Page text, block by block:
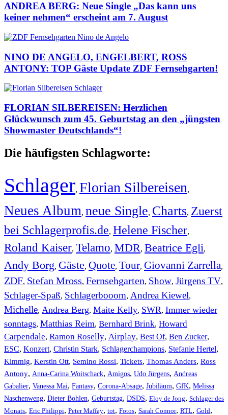
ANDREA BERG: Neue Single „Das kann uns
keiner nehmen“ erscheint am 7. August
NINO DE ANGELO, ENGELBERT, ROSS
ANTONY: TOP Gäste Update ZDF Fernsehgarten!
FLORIAN SILBEREISEN: Herzlichen
Glückwunsch zum 45. Geburtstag an den „jüngsten
Showmaster Deutschlands“!
Die häufigsten Schlagworte:
Schlager, Florian Silbereisen,
Neues Album, neue Single, Charts, Zuerst
bei Schlagerprofis.de, Helene Fischer,
Roland Kaiser, Telamo, MDR, Beatrice Egli,
Andy Borg, Gäste, Quote, Tour, Giovanni Zarrella,
ZDF, Stefan Mross, Fernsehgarten, Show, Jürgens TV,
Schlager-Spaß, Schlagerbooom, Andrea Kiewel,
Michelle, Andrea Berg, Maite Kelly, SWR, Immer wieder
sonntags, Matthias Reim, Bernhard Brink, Howard
Carpendale, Ramon Roselly, Airplay, Best Of, Ben Zucker,
ESC, Konzert, Christin Stark, Schlagerchampions, Stefanie Hertel,
Kimmig, Kerstin Ott, Semino Rossi, Tickets, Thomas Anders, Ross
Antony, Anna-Carina Woitschack, Amigos, Udo Jürgens, Andreas
Gabalier, Vanessa Mai, Fantasy, Corona-Absage, Jubiläum, GfK, Melissa
Naschenweng, Dieter Bohlen, Geburtstag, DSDS, Eloy de Jong, Schlager des
Monats, Eric Philippi, Peter Maffay, tot, Fotos, Sarah Connor, RTL, Gold,